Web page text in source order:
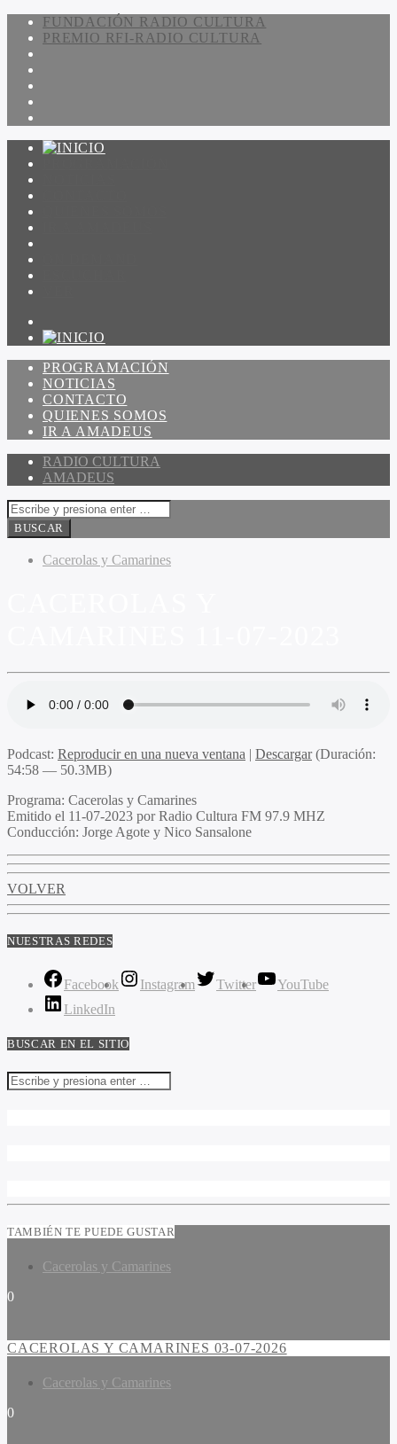
FUNDACIÓN RADIO CULTURA
PREMIO RFI-RADIO CULTURA
PROGRAMACIÓN
NOTICIAS
CONTACTO
QUIENES SOMOS
IR A AMADEUS
RADIO CULTURA
AMADEUS
Cacerolas y Camarines
Podcast: Reproducir en una nueva ventana | Descargar(Duración:
54:58 — 50.3MB)
Programa: Cacerolas y Camarines
Emitido el 11-07-2023 por Radio Cultura FM 97.9 MHZ
Conducción: Jorge Agote y Nico Sansalone
VOLVER
NUESTRAS REDES
Facebook Instagram Twitter
YouTube
LinkedIn
BUSCAR EN EL SITIO
TAMBIÉN TE PUEDE GUSTAR
Cacerolas y Camarines
0
CACEROLAS Y CAMARINES 03-07-2026
Cacerolas y Camarines
0